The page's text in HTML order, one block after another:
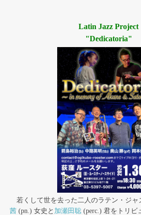
Latin Jazz Project
"Dedicatoria"
若くして世を去った二人のラテン・ジャ
茜 (pn.) 女史と 加瀬田聡 (perc.) 君をトリビ